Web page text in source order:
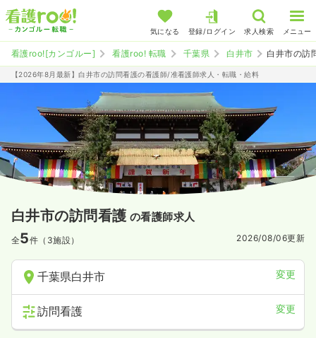
気になる 登録/ログイン 求人検索 メニュー
看護roo![カンゴルー] 看護roo! 転職 千葉県 白井市 白井市の訪
【2026年8月最新】白井市の訪問看護の看護師/准看護師求人・転職・給料
白井市の訪問看護 の看護師求人
全5件（3施設） 2026/08/06更新
千葉県白井市 変更
訪問看護 変更